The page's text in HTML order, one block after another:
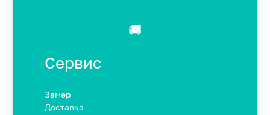
🚚
Сервис
Замер
Доставка